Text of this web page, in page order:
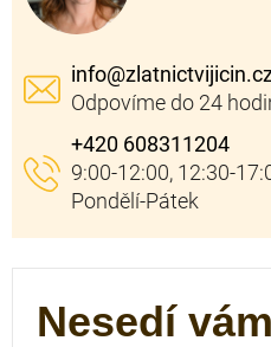
info@
+420 608311204
Nesedí